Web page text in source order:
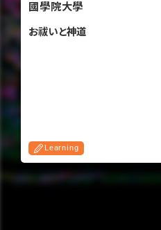
國學院大學
お祓いと神道
Learning